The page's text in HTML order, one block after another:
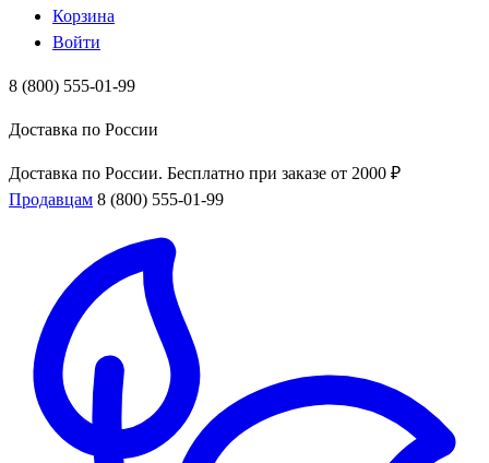
Корзина
Войти
8 (800) 555-01-99
Доставка по России
Доставка по России. Бесплатно при заказе от 2000 ₽
Продавцам 8 (800) 555-01-99